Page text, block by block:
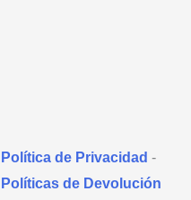
Política de Privacidad -
Políticas de Devolución